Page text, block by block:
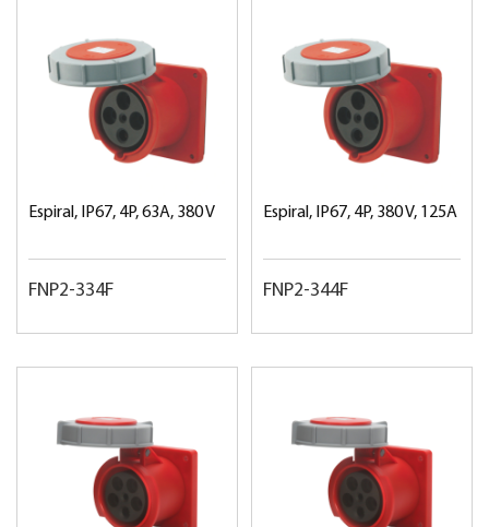
Espiral, IP67, 4P, 63A, 380 V
FNP2-334F
Espiral, IP67, 4P, 380 V, 125A
FNP2-344F